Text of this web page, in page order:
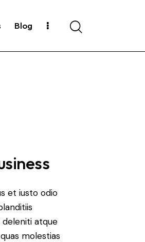
Blog Search
et iusto odio
atque
molestias